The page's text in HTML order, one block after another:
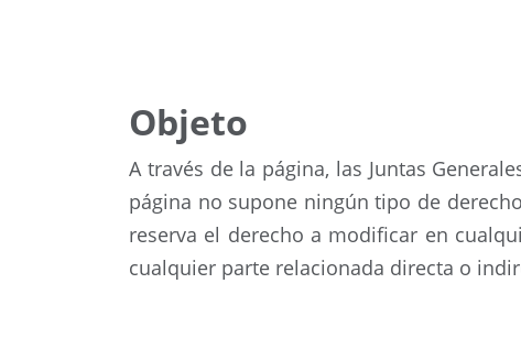
Objeto
A través de la página, las Juntas
página no supone ningún tipo de
reserva el derecho a modificar en
cualquier parte relacionada directa o